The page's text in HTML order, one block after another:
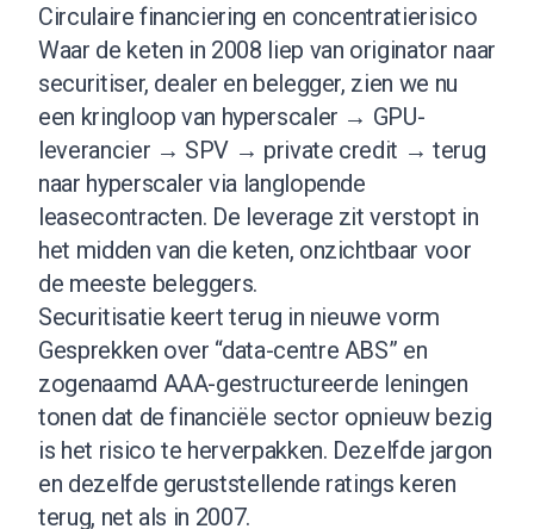
Circulaire financiering en concentratierisico
Waar de keten in 2008 liep van originator naar
securitiser, dealer en belegger, zien we nu
een kringloop van hyperscaler → GPU-
leverancier → SPV → private credit → terug
naar hyperscaler via langlopende
leasecontracten. De leverage zit verstopt in
het midden van die keten, onzichtbaar voor
de meeste beleggers.
Securitisatie keert terug in nieuwe vorm
Gesprekken over “data-centre ABS” en
zogenaamd AAA-gestructureerde leningen
tonen dat de financiële sector opnieuw bezig
is het risico te herverpakken. Dezelfde jargon
en dezelfde geruststellende ratings keren
terug, net als in 2007.